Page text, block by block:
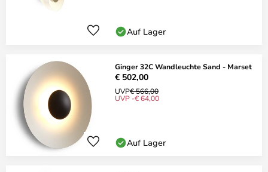
Auf Lager
Ginger 32C Wandleuchte Sand - Marset
€ 502,00
UVP€ 566,00
UVP -€ 64,00
Auf Lager